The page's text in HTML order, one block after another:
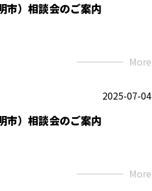
）相談会のご案内
More
2025-07-04
）相談会のご案内
More